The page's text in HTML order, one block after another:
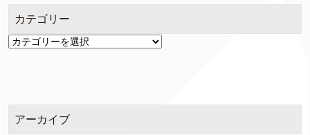
カテゴリー
カ
アーカイブ